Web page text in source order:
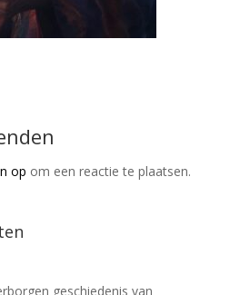
op om een reactie te plaatsen.
geschiedenis van